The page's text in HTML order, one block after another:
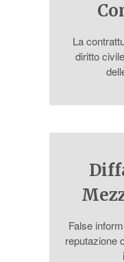
La
diritto
False
reputazione